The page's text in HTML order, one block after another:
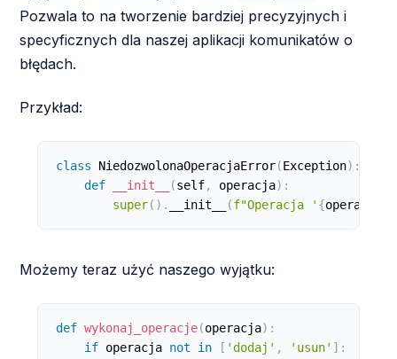
Pozwala to na tworzenie bardziej precyzyjnych i
specyficznych dla naszej aplikacji komunikatów o
błędach.
Przykład:
class NiedozwolonaOperacjaError(Exception) :
def
__init__ (self, operacja) :
super( ) . __init__ (f"Operacja ' {operacja
Możemy teraz użyć naszego wyjątku:
def wykonaj_operacje(operacja) :
if operacja not in [ 'dodaj' , 'usun' ] :